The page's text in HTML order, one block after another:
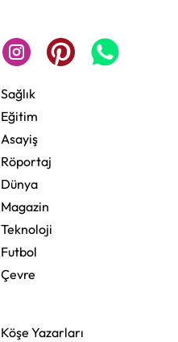
Sağlık
Eğitim
Asayiş
Röportaj
Dünya
Magazin
Teknoloji
Futbol
Çevre
Köşe Yazarları